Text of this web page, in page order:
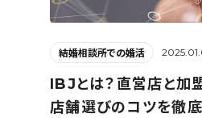
結婚相談所での婚活
IBJとは？直営店と加
店舗選びのコツを徹